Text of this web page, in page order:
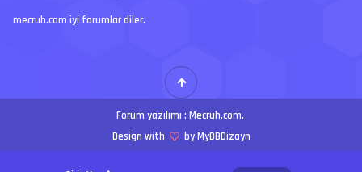
mecruh.com iyi forumlar diler.
Forum yazılımı : Mecruh.com.
Design with
by MyBBDizayn